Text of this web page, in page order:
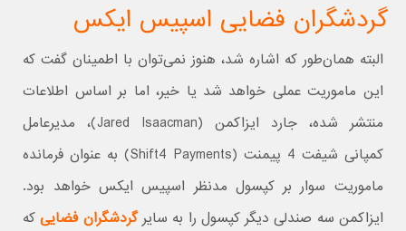
گردشگران فضایی اسپیس ایکس
البته همان‌طور که اشاره شد، هنوز نمی‌توان با اطمینان گفت که
این ماموریت عملی خواهد شد یا خیر، اما بر اساس اطلاعات
منتشر شده، جارد ایزاکمن (Jared Isaacman)، مدیرعامل
کمپانی شیفت 4 پیمنت (Shift4 Payments) به عنوان فرمانده
ماموریت سوار بر کپسول مدنظر اسپیس ایکس خواهد بود.
ایزاکمن سه صندلی دیگر کپسول را به سایرگردشگران فضاییکه